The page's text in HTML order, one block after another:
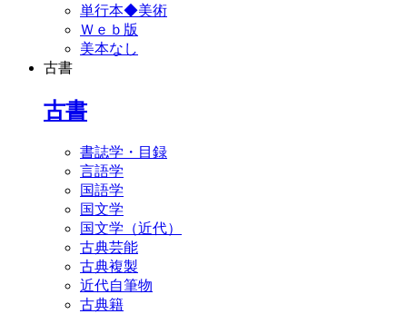
単行本◆美術
Ｗｅｂ版
美本なし
古書
古書
書誌学・目録
言語学
国語学
国文学
国文学（近代）
古典芸能
古典複製
近代自筆物
古典籍